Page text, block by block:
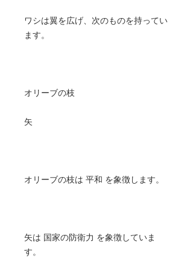
ワシは翼を広げ、次のものを持ってい
ます。
オリーブの枝
矢
オリーブの枝は 平和 を象徴します。
矢は 国家の防衛力 を象徴していま
す。